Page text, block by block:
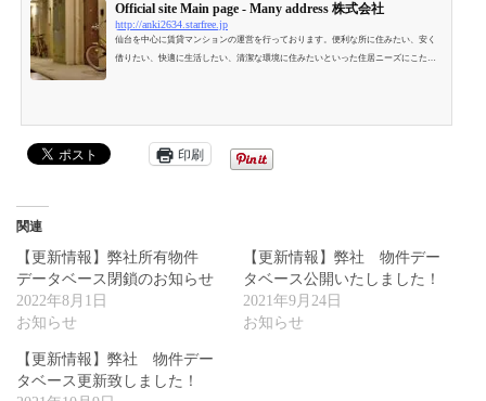
Official site Main page - Many address 株式会社
http://anki2634.starfree.jp
仙台を中心に賃貸マンションの運営を行っております。便利な所に住みたい、安く
借りたい、快適に生活したい、清潔な環境に住みたいといった住居ニーズにこたえ
印刷
関連
【更新情報】弊社所有物件
データベース閉鎖のお知らせ
2022年8月1日
お知らせ
【更新情報】弊社 物件デー
タベース公開いたしました！
2021年9月24日
お知らせ
【更新情報】弊社 物件デー
タベース更新致しました！